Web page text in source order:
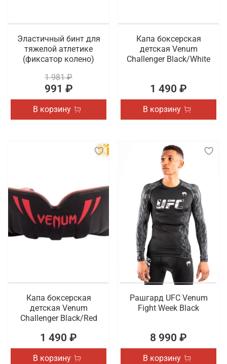
Эластичный бинт для
тяжелой атлетике
(фиксатор колено)
1 981 ₽
991 ₽
В корзину
Капа боксерская
детская Venum
Challenger Black/White
1 490 ₽
В корзину
Капа боксерская
детская Venum
Challenger Black/Red
1 490 ₽
В корзину
Рашгард UFC Venum
Fight Week Black
8 990 ₽
В корзину